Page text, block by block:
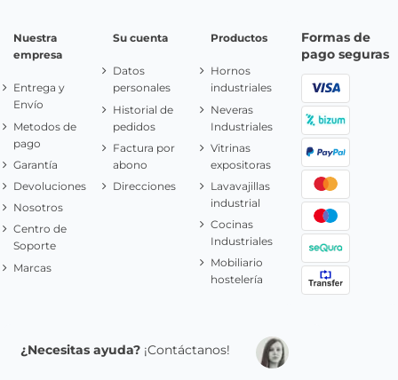
Nuestra
empresa
Entrega y
Envío
Metodos de
pago
Garantía
Devoluciones
Nosotros
Centro de
Soporte
Marcas
Su cuenta
Datos
personales
Historial de
pedidos
Factura por
abono
Direcciones
Productos
Hornos
industriales
Neveras
Industriales
Vitrinas
expositoras
Lavavajillas
industrial
Cocinas
Industriales
Mobiliario
hostelería
Formas de
pago seguras
¿Necesitas ayuda? ¡Contáctanos!